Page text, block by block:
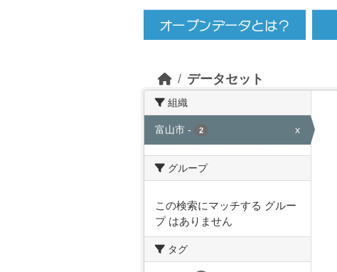
データセット
組織
富山市 - 2 x
グループ
この検索にマッチする グルー
プ はありません
タグ